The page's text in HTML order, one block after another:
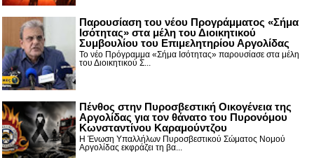
Παρουσίαση του νέου Προγράμματος «Σήμα
Ισότητας» στα μέλη του Διοικητικού
Συμβουλίου του Επιμελητηρίου Αργολίδας
Το νέο Πρόγραμμα «Σήμα Ισότητας» παρουσίασε στα μέλη
του Διοικητικού Σ...
Πένθος στην Πυροσβεστική Οικογένεια της
Αργολίδας για τον θάνατο του Πυρονόμου
Κωνσταντίνου Καραμούντζου
Η Ένωση Υπαλλήλων Πυροσβεστικού Σώματος Νομού
Αργολίδας εκφράζει τη βα...